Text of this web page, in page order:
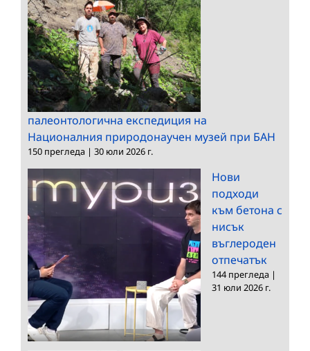
палеонтологична експедиция на
Националния природонаучен музей при БАН
150 прегледа | 30 юли 2026 г.
Нови
подходи
към бетона с
нисък
въглероден
отпечатък
144 прегледа |
31 юли 2026 г.